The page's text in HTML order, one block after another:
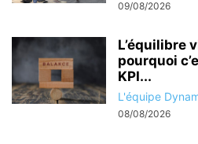
09/08/2026
L’équilibre
pourquoi
KPI...
L'équipe
08/08/2026